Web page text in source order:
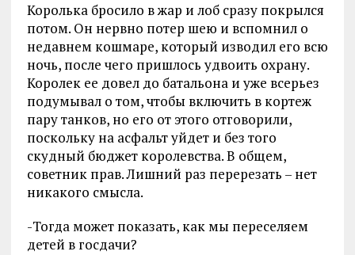
Королька бросило в жар и лоб сразу покрылся
потом. Он нервно потер шею и вспомнил о
недавнем кошмаре, который изводил его всю
ночь, после чего пришлось удвоить охрану.
Королек ее довел до батальона и уже всерьез
подумывал о том, чтобы включить в кортеж
пару танков, но его от этого отговорили,
поскольку на асфальт уйдет и без того
скудный бюджет королевства. В общем,
советник прав. Лишний раз перерезать – нет
никакого смысла.
-Тогда может показать, как мы переселяем
детей в госдачи?